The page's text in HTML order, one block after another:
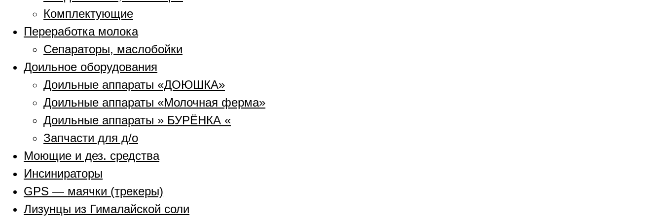
Комплектующие
Переработка молока
Сепараторы, маслобойки
Доильное оборудования
Доильные аппараты «ДОЮШКА»
Доильные аппараты «Молочная ферма»
Доильные аппараты » БУРЁНКА «
Запчасти для д/о
Моющие и дез. средства
Инсинираторы
GPS — маячки (трекеры)
Лизунцы из Гималайской соли